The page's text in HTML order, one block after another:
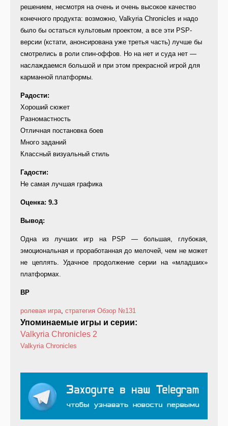
решением, несмотря на очень и очень высокое качество
конечного продукта: возможно, Valkyria Chronicles и надо
было бы остаться культовым проектом, а все эти PSP-
версии (кстати, анонсирована уже третья часть) лучше бы
смотрелись в роли спин-оффов. Но на нет и суда нет —
наслаждаемся большой и при этом прекрасной игрой для
карманной платформы.
Радости:
Хороший сюжет
Разномастность
Отличная постановка боев
Много заданий
Классный визуальный стиль
Гадости:
Не самая лучшая графика
Оценка: 9.3
Вывод:
Одна из лучших игр на PSP — большая, глубокая,
эмоциональная и проработанная до мелочей, чем не может
не цеплять. Удачное продолжение серии на «младших»
платформах.
ВР
ролевая игра, стратегия Обзор №131
Упоминаемые игры и серии:
Valkyria Chronicles 2
Valkyria Chronicles